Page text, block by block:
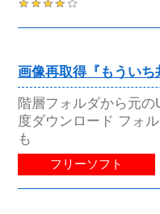
画像再取得『もういち
階層フォルダから元
度ダウンロード フォ
も
フリーソフト